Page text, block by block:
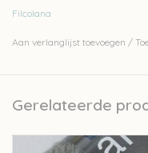
sokkengaren is.
50gr - 210m
Stekenverhouding: 28 a
Filcolana
Aan verlanglijst toevoegen /
Gerelateerde